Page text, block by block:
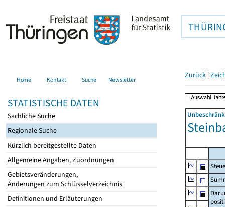
Home Kontakt Suche Newsletter
STATISTISCHE DATEN
Sachliche Suche
Regionale Suche
Kürzlich bereitgestellte Daten
Allgemeine Angaben, Zuordnungen
Gebietsveränderungen,
Änderungen zum Schlüsselverzeichnis
Definitionen und Erläuterungen
Zurück |